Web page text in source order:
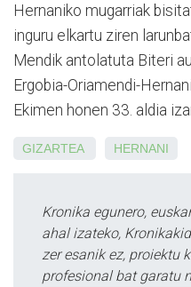
Hernaniko mugarriak
inguru elkartu ziren
Mendik antolatuta Biteri
Ergobia-Oriamendi-
Ekimen honen 33. aldia
GIZARTEA HERNANI
Kronika egunero,
ahal izateko,
zer esanik ez, proiektu
profesional bat garatu